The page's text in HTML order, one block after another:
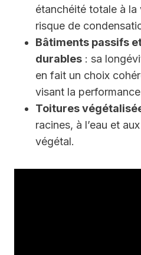
étanchéité totale à
risque de
Bâtiments passifs
durables : sa
en fait un choix
visant la
Toitures
racines, à l’eau et
végétal.